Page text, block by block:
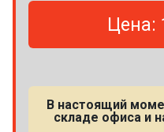
Цена:
В настоящий
складе офиса и